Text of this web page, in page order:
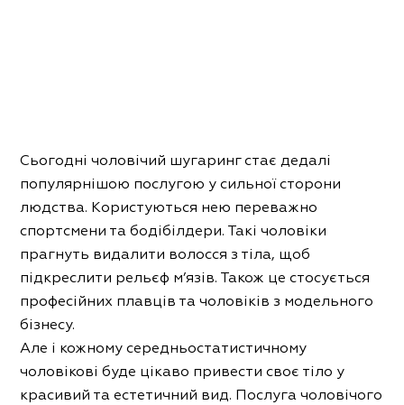
Сьогодні чоловічий шугаринг стає дедалі
популярнішою послугою у сильної сторони
людства. Користуються нею переважно
спортсмени та бодібілдери. Такі чоловіки
прагнуть видалити волосся з тіла, щоб
підкреслити рельєф м’язів. Також це стосується
професійних плавців та чоловіків з модельного
бізнесу.
Але і кожному середньостатистичному
чоловікові буде цікаво привести своє тіло у
красивий та естетичний вид. Послуга чоловічого